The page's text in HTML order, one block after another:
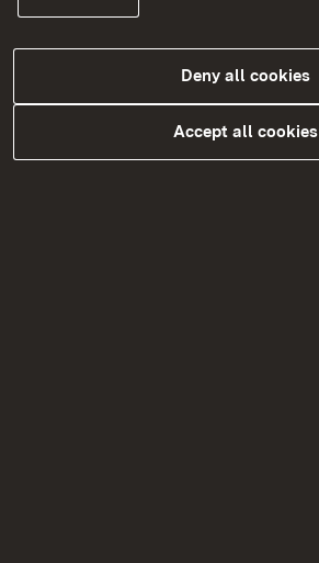
Alle Meldungen
Unsere Referate
Deny all cookies
Accept all cookies